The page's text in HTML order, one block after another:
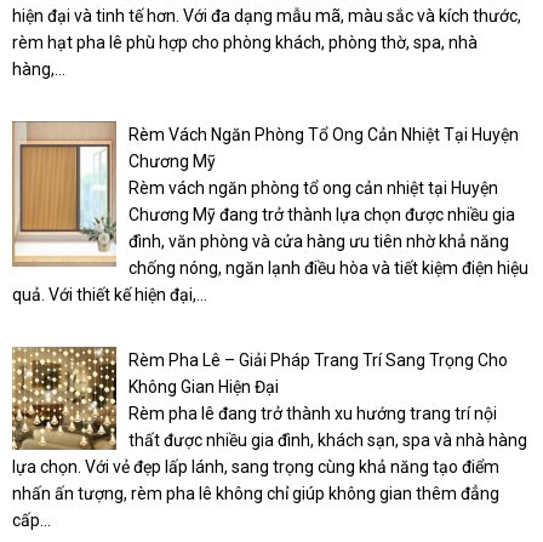
hiện đại và tinh tế hơn. Với đa dạng mẫu mã, màu sắc và kích thước,
rèm hạt pha lê phù hợp cho phòng khách, phòng thờ, spa, nhà
hàng,...
Rèm Vách Ngăn Phòng Tổ Ong Cản Nhiệt Tại Huyện
Chương Mỹ
Rèm vách ngăn phòng tổ ong cản nhiệt tại Huyện
Chương Mỹ đang trở thành lựa chọn được nhiều gia
đình, văn phòng và cửa hàng ưu tiên nhờ khả năng
chống nóng, ngăn lạnh điều hòa và tiết kiệm điện hiệu
quả. Với thiết kế hiện đại,...
Rèm Pha Lê – Giải Pháp Trang Trí Sang Trọng Cho
Không Gian Hiện Đại
Rèm pha lê đang trở thành xu hướng trang trí nội
thất được nhiều gia đình, khách sạn, spa và nhà hàng
lựa chọn. Với vẻ đẹp lấp lánh, sang trọng cùng khả năng tạo điểm
nhấn ấn tượng, rèm pha lê không chỉ giúp không gian thêm đẳng
cấp...